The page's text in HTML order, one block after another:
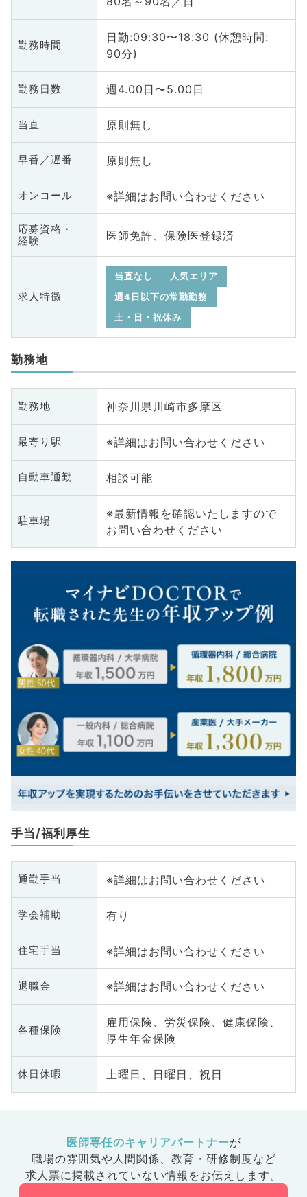
勤務時間
日勤:09:30〜18:30 (休憩時間:
90分)
勤務日数 週4.00日〜5.00日
当直 原則無し
早番／遅番 原則無し
オンコール ※詳細はお問い合わせください
応募資格・
経験
医師免許、保険医登録済
求人特徴
当直なし
人気エリア
週4日以下の常勤勤務
土・日・祝休み
勤務地
勤務地 神奈川県川崎市多摩区
最寄り駅 ※詳細はお問い合わせください
自動車通勤 相談可能
駐車場
※最新情報を確認いたしますので
お問い合わせください
手当/福利厚生
通勤手当 ※詳細はお問い合わせください
学会補助 有り
住宅手当 ※詳細はお問い合わせください
退職金 ※詳細はお問い合わせください
各種保険
雇用保険、労災保険、健康保険、
厚生年金保険
休日休暇 土曜日、日曜日、祝日
医師専任のキャリアパートナーが
職場の雰囲気や人間関係、 教育・研修制度など
求人票に掲載されていない情報をお伝えします。